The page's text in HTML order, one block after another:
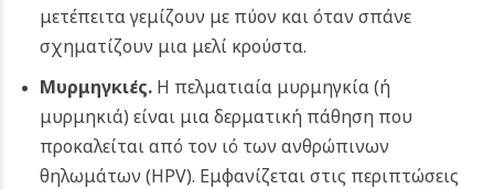
μετέπειτα γεμίζουν με πύον και όταν σπάνε
σχηματίζουν μια μελί κρούστα.
Μυρμηγκιές.Η πελματιαία μυρμηγκία (ή
μυρμηκιά) είναι μια δερματική πάθηση που
προκαλείται από τον ιό των ανθρώπινων
θηλωμάτων (HPV). Εμφανίζεται στις περιπτώσεις